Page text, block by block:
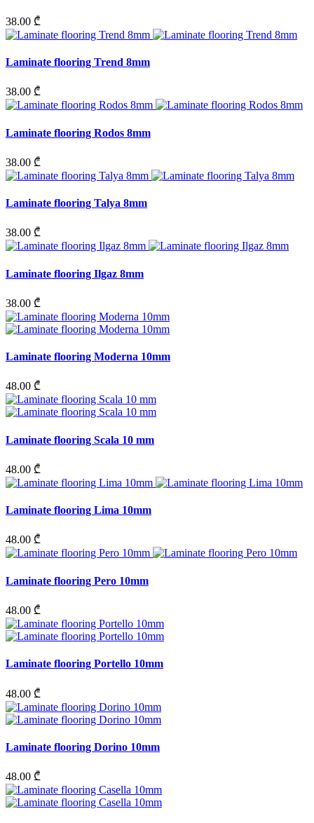
38.00 ₾
Laminate flooring Trend 8mm
38.00 ₾
Laminate flooring Rodos 8mm
38.00 ₾
Laminate flooring Talya 8mm
38.00 ₾
Laminate flooring Ilgaz 8mm
38.00 ₾
Laminate flooring Moderna 10mm
48.00 ₾
Laminate flooring Scala 10 mm
48.00 ₾
Laminate flooring Lima 10mm
48.00 ₾
Laminate flooring Pero 10mm
48.00 ₾
Laminate flooring Portello 10mm
48.00 ₾
Laminate flooring Dorino 10mm
48.00 ₾